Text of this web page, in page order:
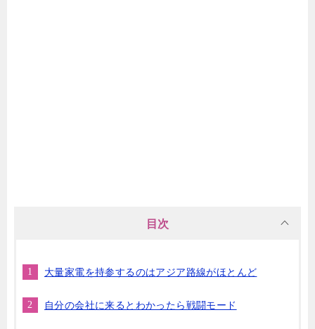
目次
大量家電を持参するのはアジア路線がほとんど
自分の会社に来るとわかったら戦闘モード